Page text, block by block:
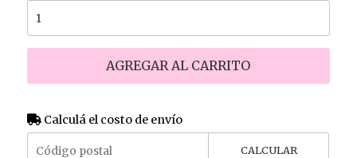
AGREGAR AL CARRITO
Calculá el costo de envío
CALCULAR